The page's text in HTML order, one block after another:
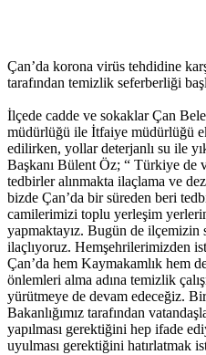
Çan’da korona virüs tehdidine
tarafından temizlik seferberliği
İlçede cadde ve sokaklar Çan
müdürlüğü ile İtfaiye müdürlüğü
edilirken, yollar deterjanlı su ile
Başkanı Bülent Öz; “ Türkiye de
tedbirler alınmakta ilaçlama ve
bizde Çan’da bir süreden beri
camilerimizi toplu yerleşim
yapmaktayız. Bugün de ilçemizin
ilaçlıyoruz. Hemşehrilerimizden
Çan’da hem Kaymakamlık hem
önlemleri alma adına temizlik
yürütmeye de devam edeceğiz.
Bakanlığımız tarafından
yapılması gerektiğini hep ifade
uyulması gerektiğini hatırlatmak